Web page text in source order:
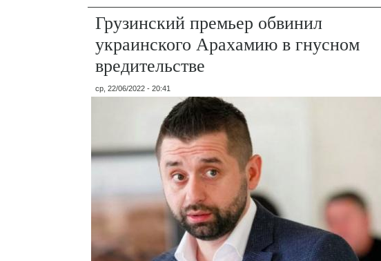
Грузинский премьер обвинил
украинского Арахамию в гнусном
вредительстве
ср, 22/06/2022 - 20:41